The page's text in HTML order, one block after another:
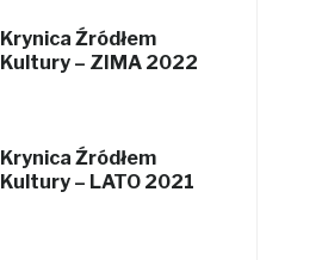
Krynica Źródłem
Kultury – ZIMA 2022
Krynica Źródłem
Kultury – LATO 2021